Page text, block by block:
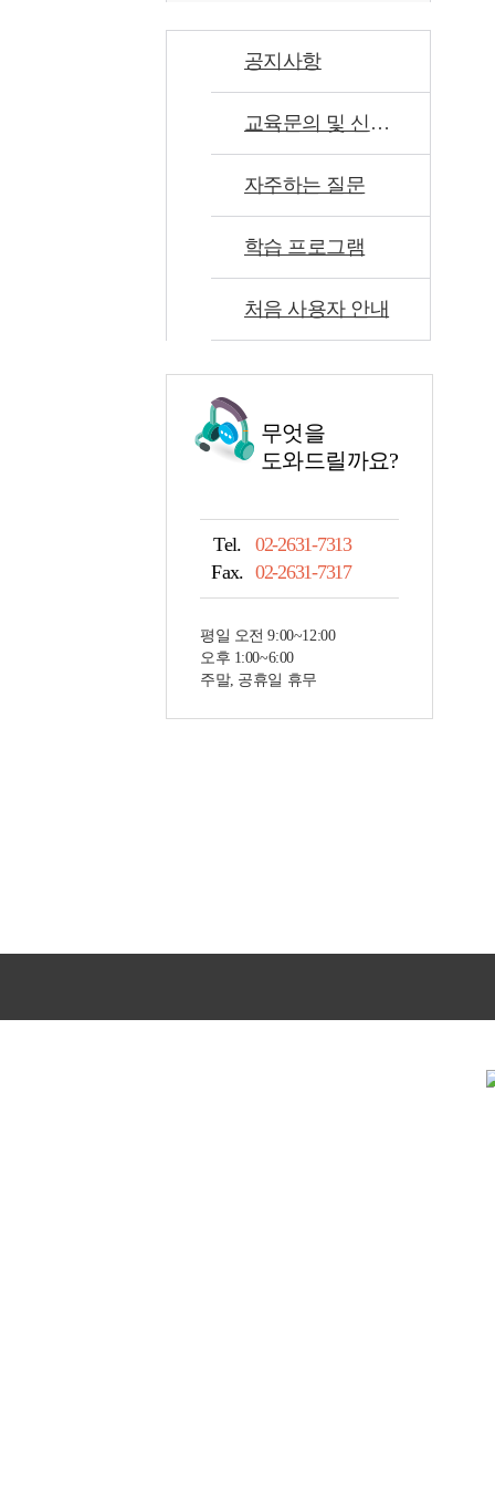
공지사항
교육문의 및 신고센터
자주하는 질문
학습 프로그램
처음 사용자 안내
무엇을
도와드릴까요?
Tel.
02-2631-7313
Fax. 02-2631-7317
평일 오전 9:00~12:00
오후 1:00~6:00
주말, 공휴일 휴무